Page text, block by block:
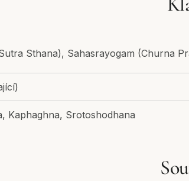
Sthana), Sahasrayogam (Churna
Kaphaghna, Srotoshodhana